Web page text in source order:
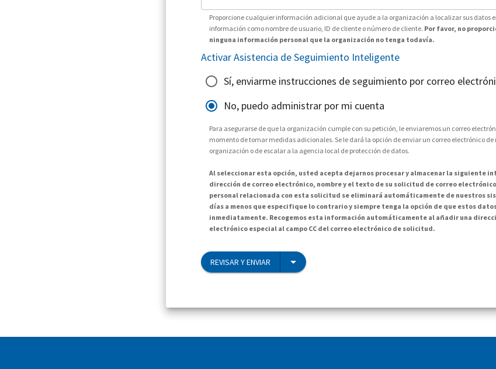
Proporcione cualquier información adicional que ayude a la organización a localizar sus datos
información como nombre de usuario, ID de cliente o número de cliente. Por favor, no
ninguna información personal que la organización no tenga todavía.
Activar Asistencia de Seguimiento Inteligente
Sí, enviarme instrucciones de seguimiento por correo
No, puedo administrar por mi cuenta
Para asegurarse de que la organización cumple con su petición, le enviaremos un correo
momento de tomar medidas adicionales. Se le dará la opción de enviar un correo electrónico de
organización o de escalar a la agencia local de protección de datos.
Al seleccionar esta opción, usted acepta dejarnos procesar y almacenar la siguiente
dirección de correo electrónico, nombre y el texto de su solicitud de correo
personal relacionada con esta solicitud se eliminará automáticamente de nuestros
días a menos que especifique lo contrario y siempre tenga la opción de que estos
inmediatamente. Recogemos esta información automáticamente al añadir una
electrónico especial al campo CC del correo electrónico de solicitud.
REVISAR Y ENVIAR